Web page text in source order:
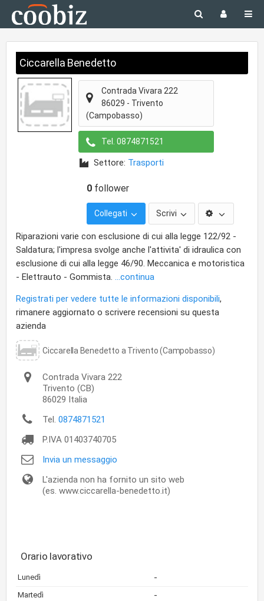
Ciccarella Benedetto
Contrada Vivara 222
86029 - Trivento
(Campobasso)
Tel. 0874871521
Settore: Trasporti
0 follower
Collegati Scrivi
Riparazioni varie con esclusione di cui alla legge 122/92 -
Saldatura; l'impresa svolge anche l'attivita' di idraulica con
esclusione di cui alla legge 46/90. Meccanica e motoristica
- Elettrauto - Gommista. ...continua
Registrati per vedere tutte le informazioni disponibili,
rimanere aggiornato o scrivere recensioni su questa
azienda
Ciccarella Benedetto a Trivento (Campobasso)
Contrada Vivara 222
Trivento (CB)
86029 Italia
Tel. 0874871521
P.IVA 01403740705
Invia un messaggio
L'azienda non ha fornito un sito web
(es. www.ciccarella-benedetto.it)
Orario lavorativo
Lunedì -
Martedì -